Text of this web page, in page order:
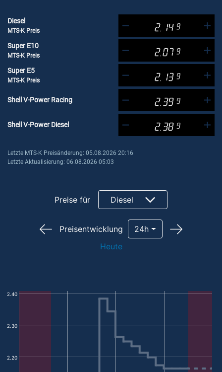
Diesel
MTS-K Preis 2.14 9
Super E10
MTS-K Preis 2.07 9
Super E5
MTS-K Preis 2.13 9
Shell V-Power Racing 2.39 9
Shell V-Power Diesel 2.38 9
Letzte MTS-K Preisänderung: 05.08.2026 20:16
Letzte Aktualisierung: 06.08.2026 05:03
Preise für Diesel
Preisentwicklung
24h
Heute
2.20
2.30
2.40